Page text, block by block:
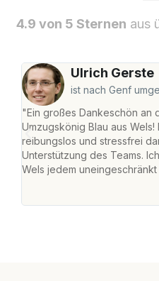
4.9 von 5 Sternen aus
Ulrich Gerste
ist nach Genf
"Ein großes Dankeschön an
Umzugskönig Blau aus
reibungslos und stressfrei
Unterstützung des Teams.
Wels jedem